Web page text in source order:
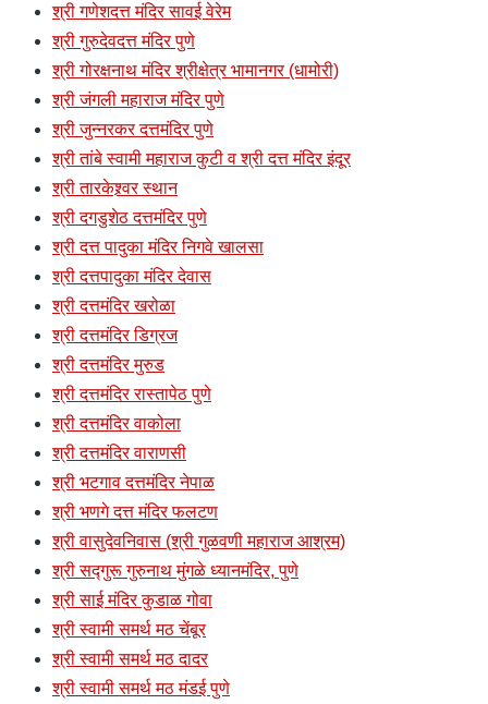
श्री गणेशदत्त मंदिर सावई वेरेम
श्री गुरुदेवदत्त मंदिर पुणे
श्री गोरक्षनाथ मंदिर श्रीक्षेत्र भामानगर (धामोरी)
श्री जंगली महाराज मंदिर पुणे
श्री जुन्नरकर दत्तमंदिर पुणे
श्री तांबे स्वामी महाराज कुटी व श्री दत्त मंदिर इंदूर
श्री तारकेश्र्वर स्थान
श्री दगडुशेठ दत्तमंदिर पुणे
श्री दत्त पादुका मंदिर निगवे खालसा
श्री दत्तपादुका मंदिर देवास
श्री दत्तमंदिर खरोळा
श्री दत्तमंदिर डिग्रज
श्री दत्तमंदिर मुरुड
श्री दत्तमंदिर रास्तापेठ पुणे
श्री दत्तमंदिर वाकोला
श्री दत्तमंदिर वाराणसी
श्री भटगाव दत्तमंदिर नेपाळ
श्री भणगे दत्त मंदिर फलटण
श्री वासुदेवनिवास (श्री गुळवणी महाराज आश्रम)
श्री सद्गुरू गुरुनाथ मुंगळे ध्यानमंदिर, पुणे
श्री साई मंदिर कुडाळ गोवा
श्री स्वामी समर्थ मठ चेंबूर
श्री स्वामी समर्थ मठ दादर
श्री स्वामी समर्थ मठ मंडई पुणे